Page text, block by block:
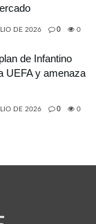
DE 2026 0 0
de Infantino
UEFA y amenaza
DE 2026 0 0